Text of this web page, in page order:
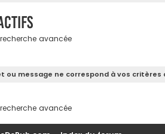
avancée
ou message ne correspond à vos critères
avancée